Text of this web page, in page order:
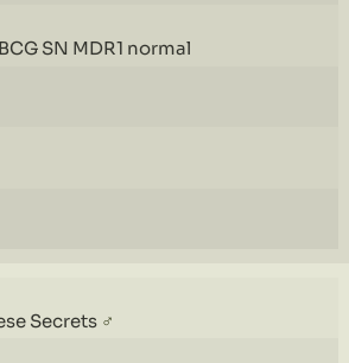
SN MDR1 normal
Secrets ♂